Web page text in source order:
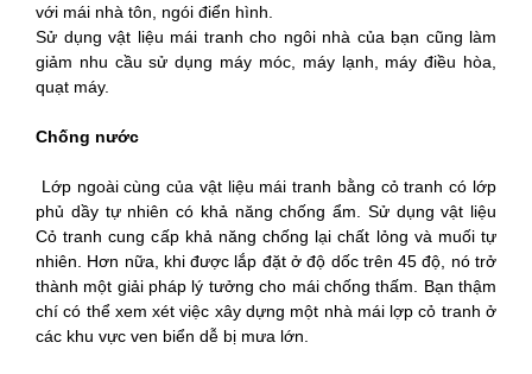
với mái nhà tôn, ngói điển hình.
Sử dụng vật liệu mái tranh cho ngôi nhà của bạn cũng làm
giảm nhu cầu sử dụng máy móc, máy lạnh, máy điều hòa,
quạt máy.
Chống nước
Lớp ngoài cùng của vật liệu mái tranh bằng cỏ tranh có lớp
phủ dầy tự nhiên có khả năng chống ẩm. Sử dụng vật liệu
Cỏ tranh cung cấp khả năng chống lại chất lỏng và muối tự
nhiên. Hơn nữa, khi được lắp đặt ở độ dốc trên 45 độ, nó trở
thành một giải pháp lý tưởng cho mái chống thấm. Bạn thậm
chí có thể xem xét việc xây dựng một nhà mái lợp cỏ tranh ở
các khu vực ven biển dễ bị mưa lớn.